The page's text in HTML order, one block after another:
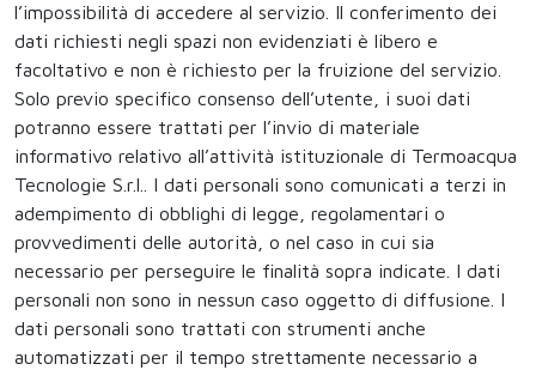
l’impossibilità di accedere al servizio. Il conferimento dei
dati richiesti negli spazi non evidenziati è libero e
facoltativo e non è richiesto per la fruizione del servizio.
Solo previo specifico consenso dell’utente, i suoi dati
potranno essere trattati per l’invio di materiale
informativo relativo all’attività istituzionale di Termoacqua
Tecnologie S.r.l.. I dati personali sono comunicati a terzi in
adempimento di obblighi di legge, regolamentari o
provvedimenti delle autorità, o nel caso in cui sia
necessario per perseguire le finalità sopra indicate. I dati
personali non sono in nessun caso oggetto di diffusione. I
dati personali sono trattati con strumenti anche
automatizzati per il tempo strettamente necessario a